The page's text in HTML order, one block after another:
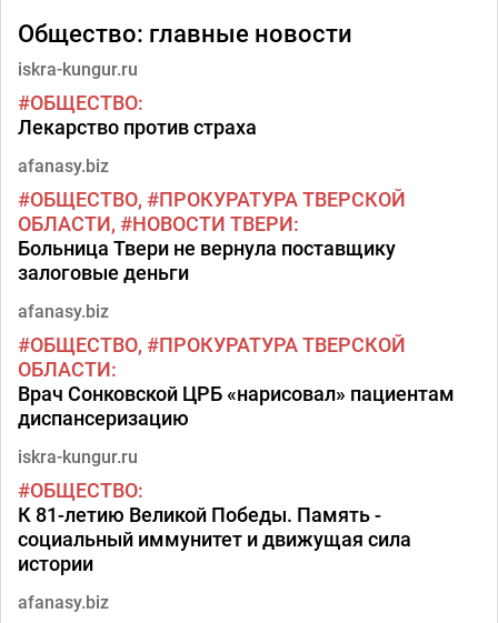
Общество: главные новости
iskra-kungur.ru
ОБЩЕСТВО
Лекарство против страха
afanasy.biz
ОБЩЕСТВО
ПРОКУРАТУРА ТВЕРСКОЙ
ОБЛАСТИ
НОВОСТИ ТВЕРИ
Больница Твери не вернула поставщику
залоговые деньги
afanasy.biz
ОБЩЕСТВО
ПРОКУРАТУРА ТВЕРСКОЙ
ОБЛАСТИ
Врач Сонковской ЦРБ «нарисовал» пациентам
диспансеризацию
iskra-kungur.ru
ОБЩЕСТВО
К 81-летию Великой Победы. Память -
социальный иммунитет и движущая сила
истории
afanasy.biz